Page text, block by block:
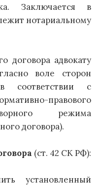
Заключается в
нотариальному
договора адвокату
воле сторон
соответствии с
правового
режима
договора).
(ст. 42 СК РФ):
установленный